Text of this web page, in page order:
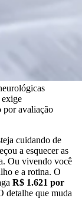
por avaliação
cuidando de
a esquecer as
Ou vivendo você
e a rotina. O
R$ 1.621 por
detalhe que muda